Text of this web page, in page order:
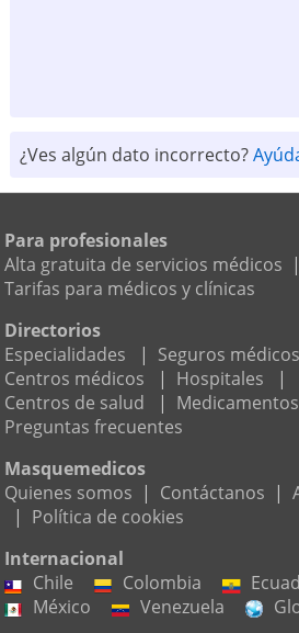
¿Ves algún dato incorrecto?
Para profesionales
Alta gratuita de servicios médicos |
Tarifas para médicos y clínicas
Directorios
Especialidades
| Seguros médicos
Centros médicos
| Hospitales
|
Centros de salud
| Medicamentos
Preguntas frecuentes
Masquemedicos
Quienes somos | Contáctanos |
| Política de cookies
Internacional
Chile
Colombia
México
Venezuela